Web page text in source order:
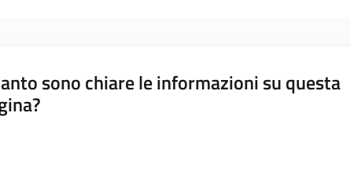
sono chiare le informazioni su questa